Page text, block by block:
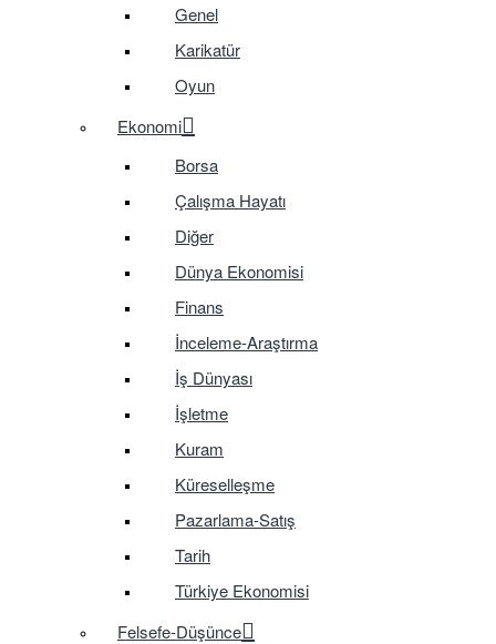
Genel
Karikatür
Oyun
Ekonomi
Borsa
Çalışma Hayatı
Diğer
Dünya Ekonomisi
Finans
İnceleme-Araştırma
İş Dünyası
İşletme
Kuram
Küreselleşme
Pazarlama-Satış
Tarih
Türkiye Ekonomisi
Felsefe-Düşünce